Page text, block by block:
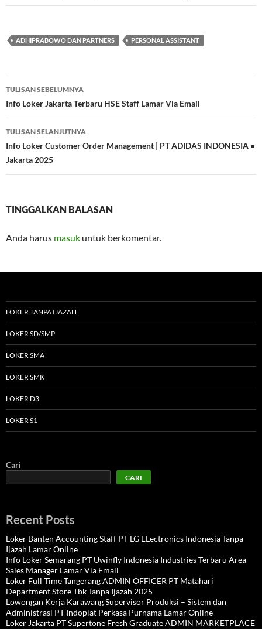
ADHIPRABOWO DAN PARTNERS PERSONAL ASSISTANT
Navigasi
Tulisan
TULISAN SEBELUMNYA
Info Loker Jakarta Terbaru HSE Staff Lamar Via Email
TULISAN SELANJUTNYA
Info Loker Customer Order Management | PT ADIDAS INDONESIA •
Jakarta 2025
TINGGALKAN BALASAN
Anda harus masuk untuk berkomentar.
LOKER TANPA IJAZAH
LOKER SD/SMP
LOKER SMA
LOKER SMK
LOKER D3
LOKER S1
Cari
CARI
Recent Posts
Loker Banten Accounting Staff PT LG ELectronics Indonesia Tanpa
Ijazah Lamar Online
Info Loker Semarang PT Uwinfly Indonesia Industries Terbaru Area
Sales Manager Lamar Via Email
Loker Full Time Tangerang ADMIN OFFICER PT Matahari
Department Store Tbk Tanpa Ijazah 2025
Lowongan Kerja Karawang Supervisor Produksi – Sistem dan
Administrasi PT Indoplat Perkasa Purnama Lamar Online
Loker Jakarta PT Supertone Fresh Graduate ADMIN MARKETPLACE